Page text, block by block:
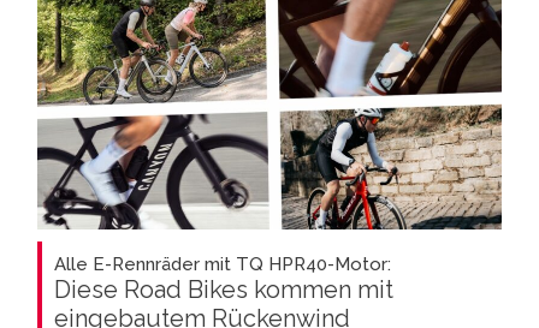
Alle E-Rennräder mit TQ HPR40-Motor:
Diese Road Bikes kommen mit
eingebautem Rückenwind